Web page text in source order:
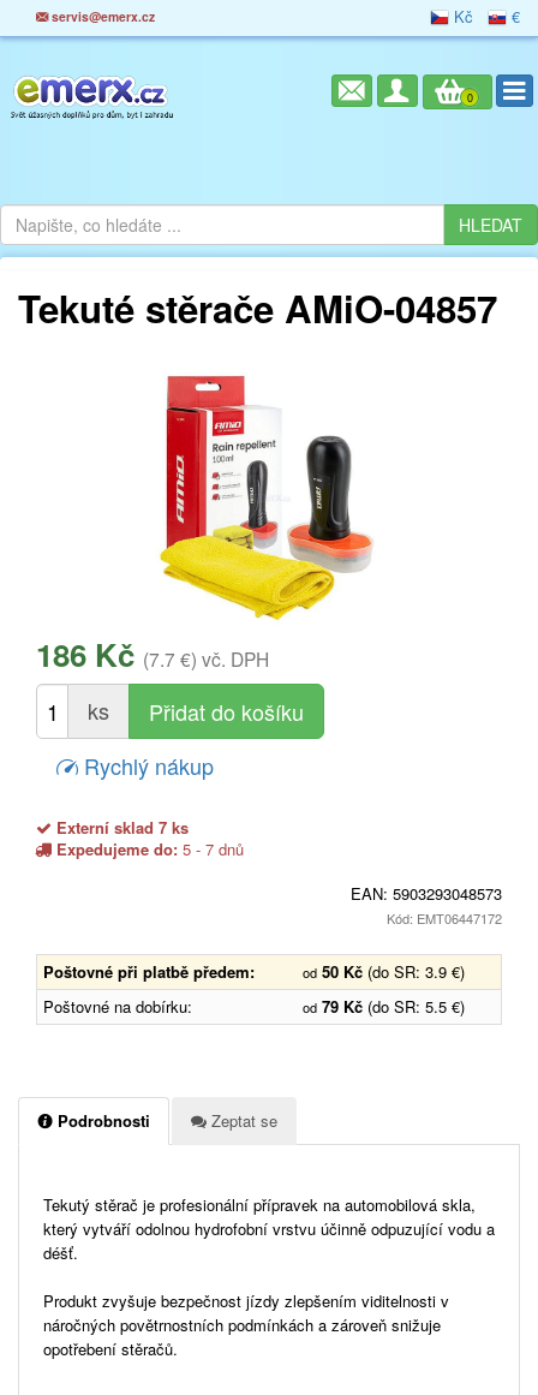
servis@emerx.cz Kč €
0
Tekuté stěrače AMiO-04857
186 Kč (7.7 €) vč. DPH
ks
Rychlý nákup
Externí sklad 7 ks
Expedujeme do: 5 - 7 dnů
EAN: 5903293048573
Kód: EMT06447172
Poštovné při platbě předem: od 50 Kč (do SR: 3.9 €)
Poštovné na dobírku:
od 79 Kč (do SR: 5.5 €)
Podrobnosti Zeptat se
Tekutý stěrač je profesionální přípravek na automobilová skla,
který vytváří odolnou hydrofobní vrstvu účinně odpuzující vodu a
déšť.
Produkt zvyšuje bezpečnost jízdy zlepšením viditelnosti v
náročných povětrnostních podmínkách a zároveň snižuje
opotřebení stěračů.